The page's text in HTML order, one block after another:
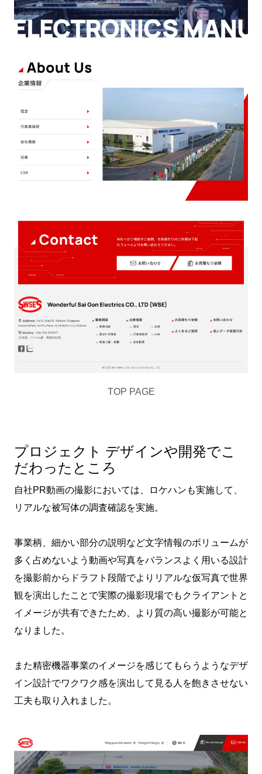
TOP PAGE
プロジェクト デザインや開発でこ
だわったところ
自社PR動画の撮影においては、ロケハンも実施して、
リアルな被写体の調査確認を実施。
事業柄、細かい部分の説明など文字情報のボリュームが
多く占めないよう動画や写真をバランスよく用いる設計
を撮影前からドラフト段階でよりリアルな仮写真で世界
観を演出したことで実際の撮影現場でもクライアントと
イメージが共有できたため、より質の高い撮影が可能と
なりました。
また精密機器事業のイメージを感じてもらうようなデザ
イン設計でワクワク感を演出して見る人を飽きさせない
工夫も取り入れました。